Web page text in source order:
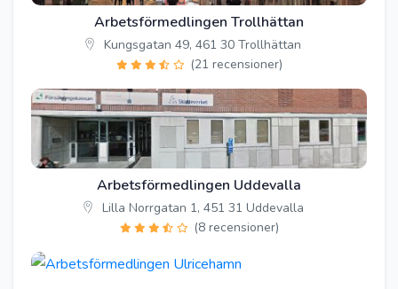
Arbetsförmedlingen Trollhättan
Kungsgatan 49, 461 30 Trollhättan
(21 recensioner)
Arbetsförmedlingen Uddevalla
Lilla Norrgatan 1, 451 31 Uddevalla
(8 recensioner)